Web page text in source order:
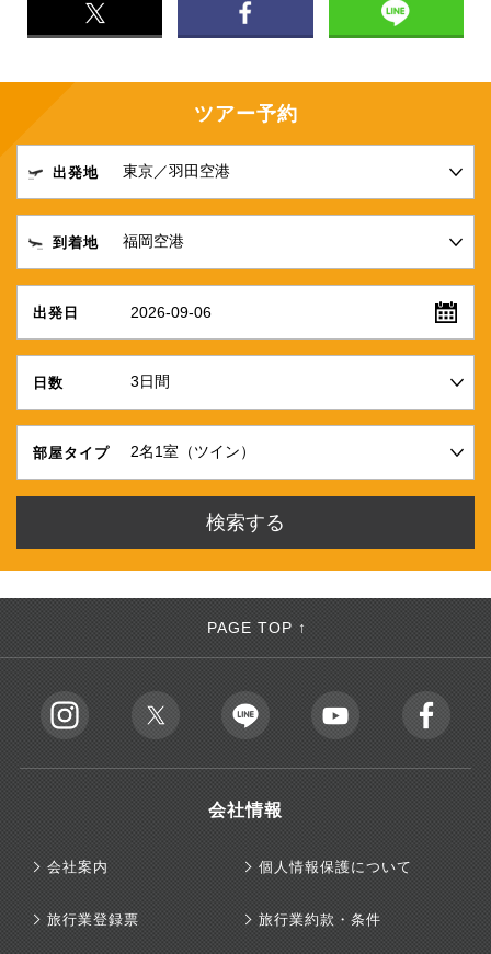
ツアー予約
出発地
到着地
出発日 2026-09-06
日数
部屋タイプ
PAGE TOP ↑
会社情報
会社案内 個人情報保護について
旅行業登録票 旅行業約款・条件